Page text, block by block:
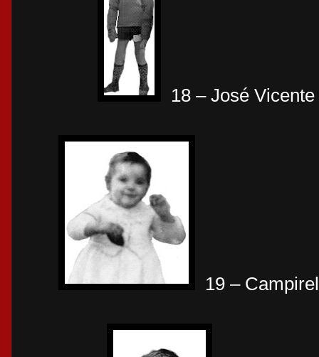
18 – José Vicente
19 –